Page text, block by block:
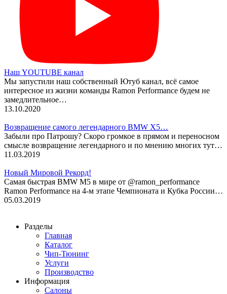
Наш YOUTUBE канал
Мы запустили наш собственный Ютуб канал, всё самое
интересное из жизни команды Ramon Performance будем не
замедлительное…
13.10.2020
Возвращение самого легендарного BMW X5…
Забыли про Патрошу? Скоро громкое в прямом и переносном
смысле возвращение легендарного и по мнению многих тут…
11.03.2019
Новый Мировой Рекорд!
Cамая быстрая BMW M5 в мире от @ramon_performance
Ramon Performance на 4-м этапе Чемпионата и Кубка России…
05.03.2019
Разделы
Главная
Каталог
Чип-Тюнинг
Услуги
Производство
Информация
Салоны